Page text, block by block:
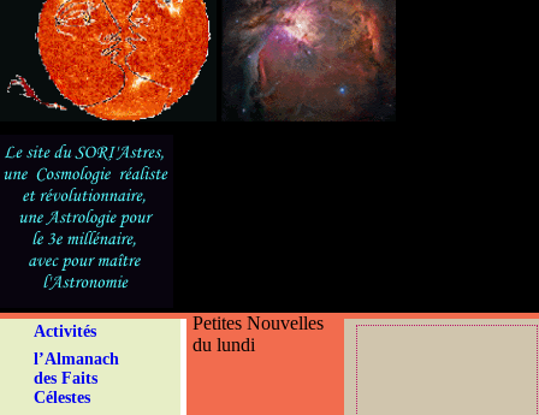
Activités
l’Almanach
des Faits
Célestes
Petites Nouvelles
du lundi